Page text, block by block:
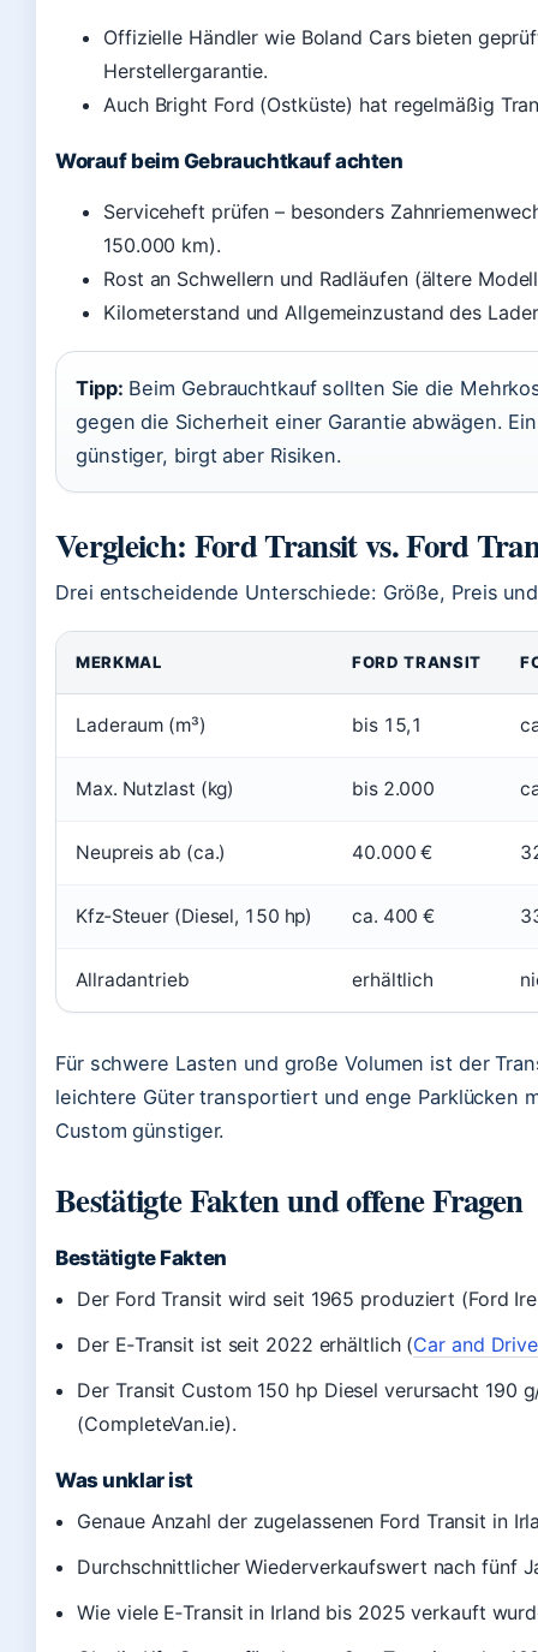
Offizielle Händler wie Boland Cars bieten
Herstellergarantie.
Auch Bright Ford (Ostküste) hat regelmäßig
Worauf beim Gebrauchtkauf achten
Serviceheft prüfen – besonders
150.000 km).
Rost an Schwellern und Radläufen (ältere
Kilometerstand und Allgemeinzustand des
Tipp: Beim Gebrauchtkauf sollten Sie die
gegen die Sicherheit einer Garantie abwägen.
günstiger, birgt aber Risiken.
Vergleich: Ford Transit vs. Ford
Drei entscheidende Unterschiede: Größe, Preis
MERKMAL FORD TRANSIT
Laderaum (m³) bis 15,1
Max. Nutzlast (kg) bis 2.000
Neupreis ab (ca.) 40.000 €
Kfz‑Steuer (Diesel, 150 hp) ca. 400 €
Allradantrieb erhältlich
Für schwere Lasten und große Volumen ist der
leichtere Güter transportiert und enge Parklücken
Custom günstiger.
Bestätigte Fakten und offene Fragen
Bestätigte Fakten
Der Ford Transit wird seit 1965 produziert (Ford
Der E‑Transit ist seit 2022 erhältlich (Car and
Der Transit Custom 150 hp Diesel verursacht 190
(CompleteVan.ie).
Was unklar ist
Genaue Anzahl der zugelassenen Ford Transit in
Durchschnittlicher Wiederverkaufswert nach fünf
Wie viele E‑Transit in Irland bis 2025 verkauft